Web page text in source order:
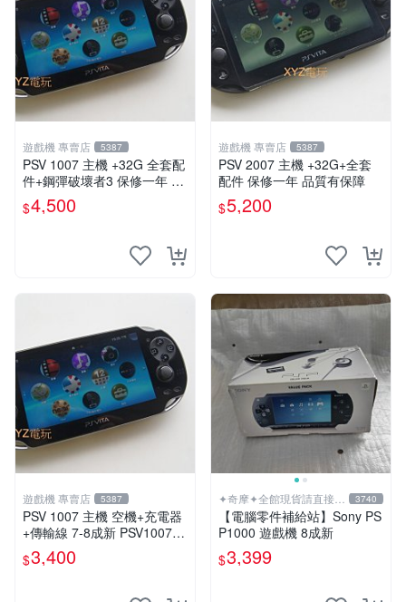
遊戲機 專賣店 5387
PSV 1007 主機 +32G 全套配
件+鋼彈破壞者3 保修一年 品
質有保障 psvita
$4,500
遊戲機 專賣店 5387
PSV 2007 主機 +32G+全套
配件 保修一年 品質有保障
$5,200
遊戲機 專賣店 5387
PSV 1007 主機 空機+充電器
+傳輸線 7-8成新 PSV1007
一年保修
$3,400
✦奇摩✦全館現貨請直接下
標
3740
【電腦零件補給站】Sony PS
P1000 遊戲機 8成新
$3,399